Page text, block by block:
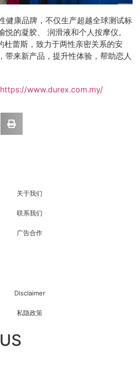
健康品牌，不仅生产超越全球测试标
悦的凝胶、 润滑液和个人按摩仪。
杜蕾斯，致力于两性亲密关系的安
带来新产品，提升性体验，帮助恋人
https://www.durex.com.my/
关于我们
联系我们
广告合作
Disclaimer
私隐政策